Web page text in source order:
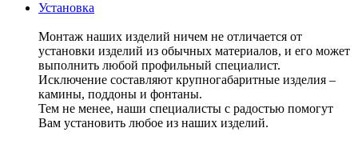
Установка
Монтаж наших изделий ничем не отличается от
установки изделий из обычных материалов, и его может
выполнить любой профильный специалист.
Исключение составляют крупногабаритные изделия –
камины, поддоны и фонтаны.
Тем не менее, наши специалисты с радостью помогут
Вам установить любое из наших изделий.